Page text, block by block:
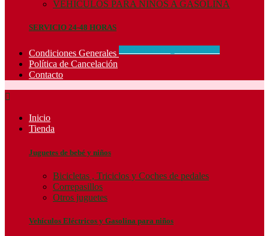
VEHICULOS PARA NIÑOS A GASOLINA
SERVICIO 24-48 HORAS
Condiciones Generales
Política de Cancelación
Contacto

Inicio
Tienda
Juguetes de bebé y niños
Bicicletas , Triciclos y Coches de pedales
Correpasillos
Otros juguetes
Vehículos Eléctricos y Gasolina para niños